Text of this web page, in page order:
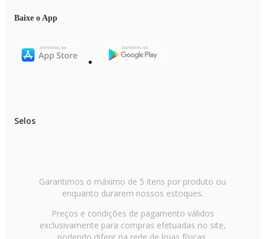
Baixe o App
Selos
Garantimos o máximo de 5 itens por produto ou
enquanto durarem nossos estoques.
Preços e condições de pagamento válidos
exclusivamente para compras efetuadas no site,